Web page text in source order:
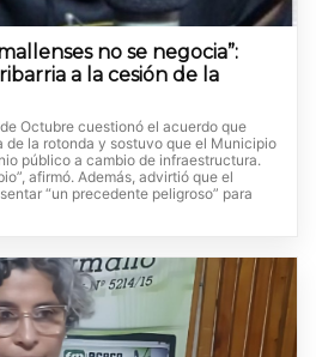
no se negocia”:
a la cesión de la
Octubre cuestionó el acuerdo que
de la rotonda y sostuvo que el Municipio
público a cambio de infraestructura.
afirmó. Además, advirtió que el
“un precedente peligroso” para